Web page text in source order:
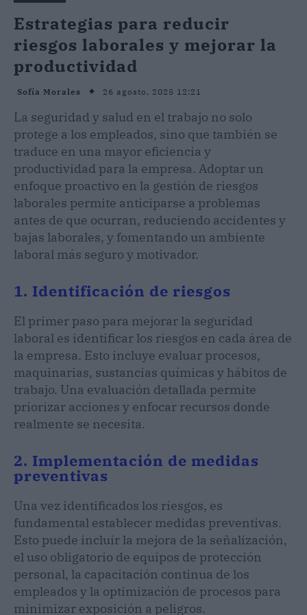
Estrategias para reducir
riesgos laborales y mejorar la
productividad
Sofía Morales 26 agosto, 2025 12:21
La seguridad y salud en el trabajo no solo
protege a los empleados, sino que también se
traduce en una mayor eficiencia y
productividad para la empresa. Adoptar un
enfoque proactivo en la gestión de riesgos
laborales permite anticiparse a problemas
antes de que ocurran, reduciendo accidentes y
bajas laborales, y fomentando un ambiente
laboral más seguro y motivador.
1. Identificación de riesgos
El primer paso para mejorar la seguridad
laboral es identificar los riesgos en cada área de
la empresa. Esto incluye evaluar procesos,
maquinarias, sustancias químicas y hábitos de
trabajo. Una evaluación detallada permite
priorizar acciones y enfocar recursos donde
realmente se necesita.
2. Implementación de medidas
preventivas
Una vez identificados los riesgos, es
fundamental establecer medidas preventivas.
Esto puede incluir la mejora de la señalización,
el uso obligatorio de equipos de protección
personal, la capacitación continua de los
empleados y la optimización de procesos para
minimizar exposición a peligros.